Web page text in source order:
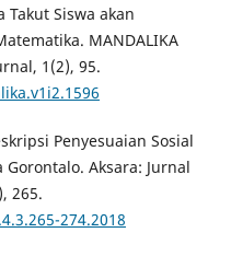
Takut Siswa akan
MANDALIKA
1(2), 95.
Penyesuaian Sosial
Gorontalo. Aksara: Jurnal
265.
274.2018